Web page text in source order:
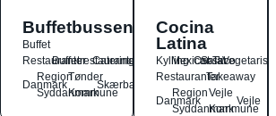
Buffetbussen
Buffet
Restauranter
Buffetrestauranter
Catering
Danmark
Region
Syddanmark
Tønder
Kommune
Skærbæk
Cocina
Latina
Kylling
Mexicansk
OstSalat
TacoVegetarisk
RestauranterTakeaway
Danmark
Region
Syddanmark
Vejle
Kommune
Vejle